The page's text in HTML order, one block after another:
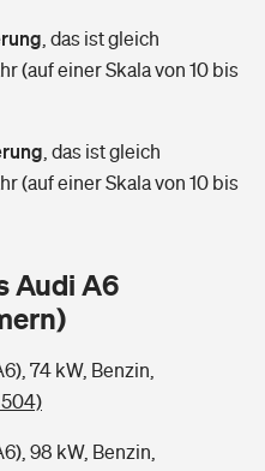
finden
finden
ich im Alter?
das ist gleich
(auf einer Skala von 10 bis
das ist gleich
(auf einer Skala von 10 bis
Audi A6
74 kW, Benzin,
98 kW, Benzin,